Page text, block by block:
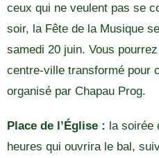
ceux qui ne veulent pas se
soir, la Fête de la Musique
samedi 20 juin. Vous
centre-ville transformé pour
organisé par Chapau Prog.
Place de l’Église : la soirée
heures qui ouvrira le bal,